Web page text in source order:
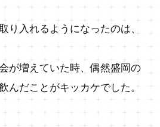
り入れるようになったのは、
が増えていた時、偶然盛岡の
んだことがキッカケでした。